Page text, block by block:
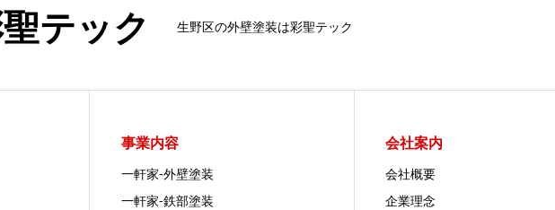
テック 生野区の外壁塗装は彩聖テック
事業内容
一軒家‐外壁塗装
一軒家‐鉄部塗装
会社案内
会社概要
企業理念